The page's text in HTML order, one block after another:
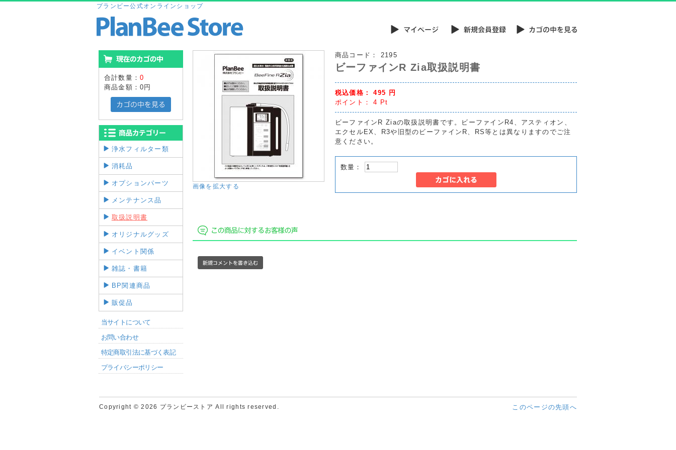
プランビー公式オンラインショップ
合計数量：0
商品金額：0円
浄水フィルター類
消耗品
オプションパーツ
メンテナンス品
取扱説明書
オリジナルグッズ
イベント関係
雑誌・書籍
BP関連商品
販促品
当サイトについて
お問い合わせ
特定商取引法に基づく表記
プライバシーポリシー
画像を拡大する
商品コード： 2195
ビーファインR Zia取扱説明書
税込価格： 495 円
ポイント：4 Pt
ビーファインR Ziaの取扱説明書です。ビーファインR4、アスティオン、
エクセルEX、R3や旧型のビーファインR、RS等とは異なりますのでご注
意ください。
数量：
このページの先頭へ
Copyright © 2026 プランビーストア All rights reserved.